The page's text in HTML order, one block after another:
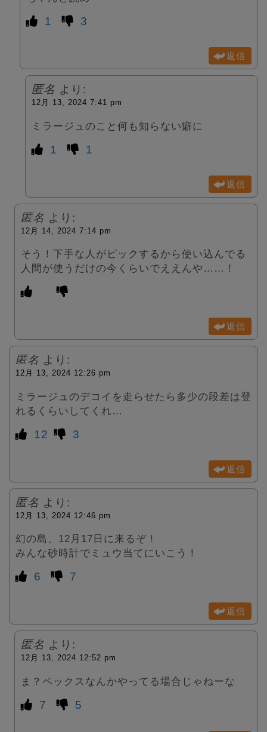
1 3
返信
匿名 より:
12月 13, 2024 7:41 pm
ミラージュのこと何も知らない癖に
1 1
返信
匿名 より:
12月 14, 2024 7:14 pm
そう！下手な人がピックするから使い込んでる
人間が使うだけの今くらいでええんや……！
返信
匿名 より:
12月 13, 2024 12:26 pm
ミラージュのデコイを走らせたら多少の段差は登
れるくらいしてくれ…
12 3
返信
匿名 より:
12月 13, 2024 12:46 pm
幻の島、12月17日に来るぞ！
みんな砂時計でミュウ当てにいこう！
6 7
返信
匿名 より:
12月 13, 2024 12:52 pm
ま？ペックスなんかやってる場合じゃねーな
7 5